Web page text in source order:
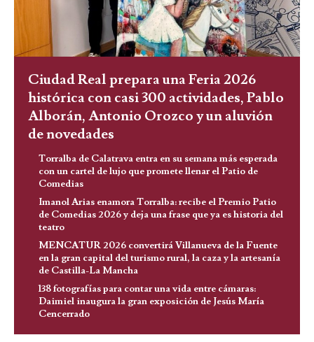
Ciudad Real prepara una Feria 2026
histórica con casi 300 actividades, Pablo
Alborán, Antonio Orozco y un aluvión
de novedades
Torralba de Calatrava entra en su semana más esperada
con un cartel de lujo que promete llenar el Patio de
Comedias
Imanol Arias enamora Torralba: recibe el Premio Patio
de Comedias 2026 y deja una frase que ya es historia del
teatro
MENCATUR 2026 convertirá Villanueva de la Fuente
en la gran capital del turismo rural, la caza y la artesanía
de Castilla-La Mancha
138 fotografías para contar una vida entre cámaras:
Daimiel inaugura la gran exposición de Jesús María
Cencerrado